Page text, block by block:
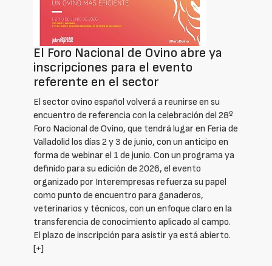
El Foro Nacional de Ovino abre ya
inscripciones para el evento
referente en el sector
El sector ovino español volverá a reunirse en su
encuentro de referencia con la celebración del 28º
Foro Nacional de Ovino, que tendrá lugar en Feria de
Valladolid los días 2 y 3 de junio, con un anticipo en
forma de webinar el 1 de junio. Con un programa ya
definido para su edición de 2026, el evento
organizado por Interempresas refuerza su papel
como punto de encuentro para ganaderos,
veterinarios y técnicos, con un enfoque claro en la
transferencia de conocimiento aplicado al campo.
El plazo de inscripción para asistir ya está abierto.
[+]